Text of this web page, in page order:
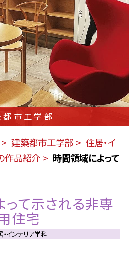
都市工学部
建築都市工学部
住居・イ
作品紹介
時間領域によって
て示される非専
住宅
・インテリア学科